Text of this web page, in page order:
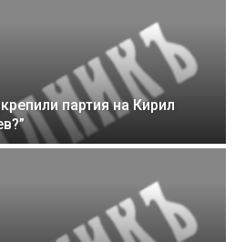
партия на Кирил